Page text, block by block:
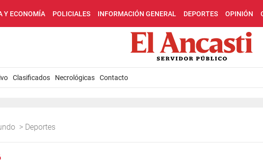
Y ECONOMÍA POLICIALES INFORMACIÓN GENERAL DEPORTES OPINIÓN
Clasificados Necrológicas Contacto
> Deportes